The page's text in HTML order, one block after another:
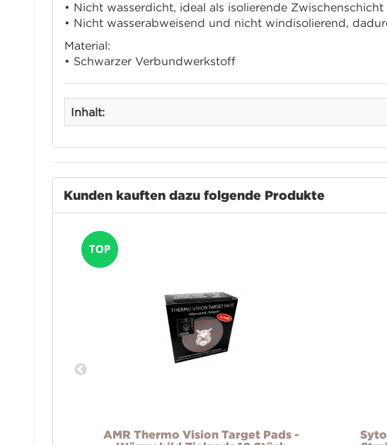
• Nicht wasserdicht, ideal als isolierende Zwischenschicht
• Nicht wasserabweisend und nicht windisolierend,
Material:
• Schwarzer Verbundwerkstoff
Inhalt:
Kunden kauften dazu folgende Produkte
AMR Thermo Vision Target Pads -